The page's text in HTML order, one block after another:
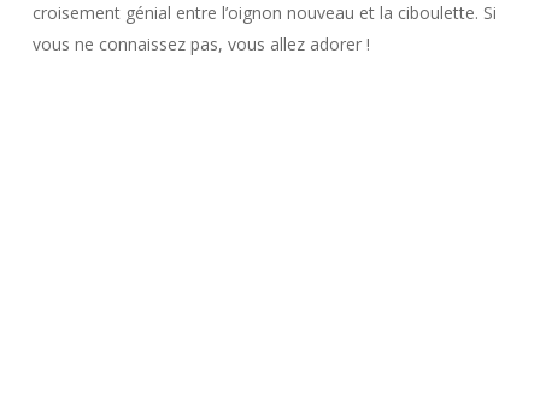
croisement génial entre l’oignon nouveau et la ciboulette. Si
vous ne connaissez pas, vous allez adorer !